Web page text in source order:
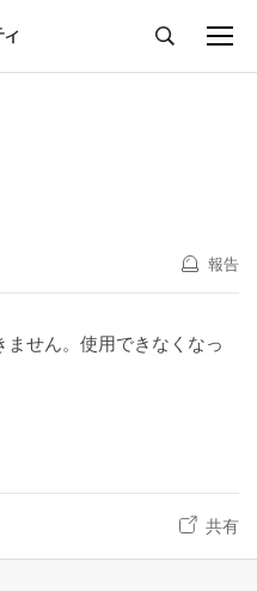
報告
せん。使用できなくなっ
共有